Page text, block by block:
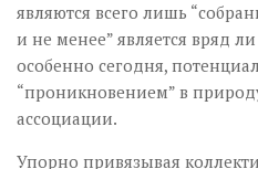
являются всего лишь
и не менее” является вряд
особенно сегодня,
“проникновением” в
ассоциации.
Упорно привязывая